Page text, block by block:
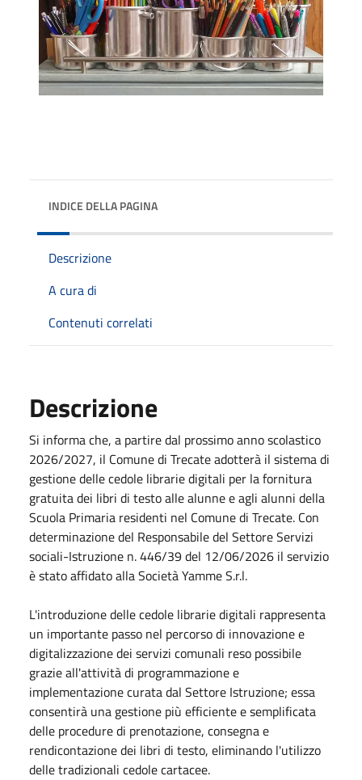
INDICE DELLA PAGINA
Descrizione
A cura di
Contenuti correlati
Descrizione
Si informa che, a partire dal prossimo anno scolastico
2026/2027, il Comune di Trecate adotterà il sistema di
gestione delle cedole librarie digitali per la fornitura
gratuita dei libri di testo alle alunne e agli alunni della
Scuola Primaria residenti nel Comune di Trecate. Con
determinazione del Responsabile del Settore Servizi
sociali-Istruzione n. 446/39 del 12/06/2026 il servizio
è stato affidato alla Società Yamme S.r.l.
L'introduzione delle cedole librarie digitali rappresenta
un importante passo nel percorso di innovazione e
digitalizzazione dei servizi comunali reso possibile
grazie all'attività di programmazione e
implementazione curata dal Settore Istruzione; essa
consentirà una gestione più efficiente e semplificata
delle procedure di prenotazione, consegna e
rendicontazione dei libri di testo, eliminando l'utilizzo
delle tradizionali cedole cartacee.